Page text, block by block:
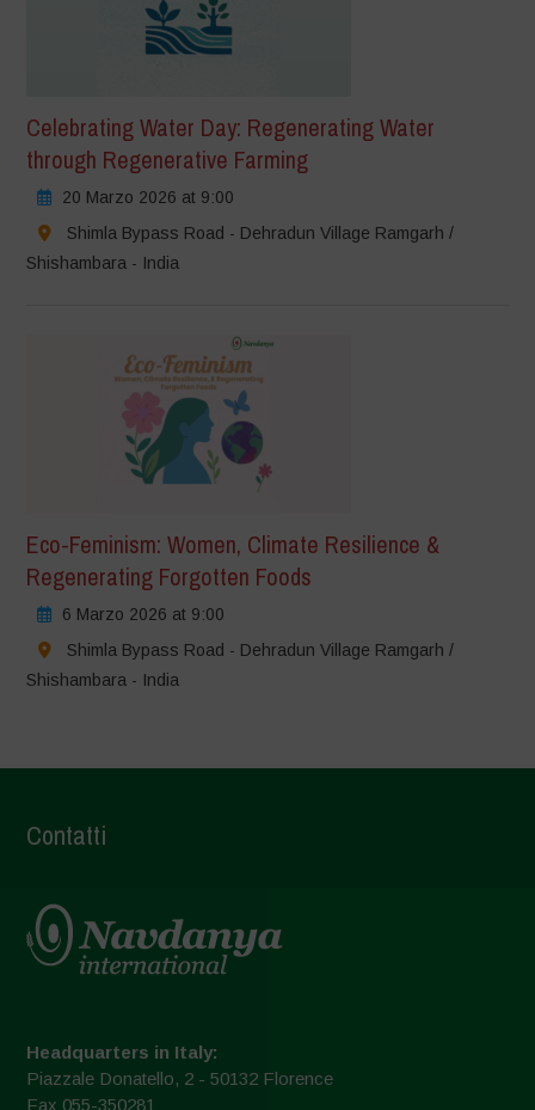
Celebrating Water Day: Regenerating Water
through Regenerative Farming
20 Marzo 2026 at 9:00
Shimla Bypass Road - Dehradun Village Ramgarh /
Shishambara - India
Eco-Feminism: Women, Climate Resilience &
Regenerating Forgotten Foods
6 Marzo 2026 at 9:00
Shimla Bypass Road - Dehradun Village Ramgarh /
Shishambara - India
Contatti
Headquarters in Italy:
Piazzale Donatello, 2 - 50132 Florence
Fax 055-350281